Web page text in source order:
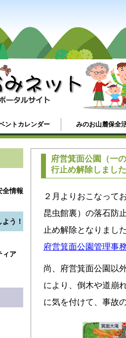
ントカレンダー みのお山麓保全
全情報
う！
ィア
府営箕面公園（一
行止め解除しまし
２月よりおこなって
昆虫館裏）の落石防
止め解除となりまし
府営箕面公園管理事
尚、府営箕面公園以
により、倒木や道崩
に気を付けて、事故